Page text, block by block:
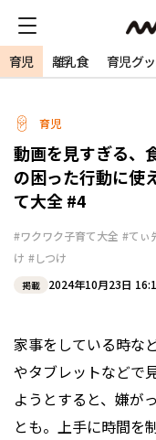
育児 離乳食 育児グ
育児
動画を見すぎる
の困った行動に使
て大全 #4
#ワクワク子育て大全 #てぃ
け #しつけ
掲載 2024年10月23日
家事をしている時な
やタブレットなどで
ようとすると、嫌が
とも。上手に時間を